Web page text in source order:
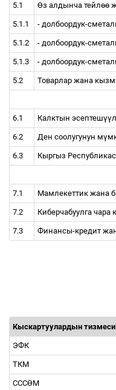
5.1 Өз алдынча тейлөө
5.1.1 - долбоордук-
5.1.2 - долбоордук-
5.1.3 - долбоордук-
5.2 Товарлар жана
6.1 Калктын эсептешүүл
6.2 Ден соолугунун мү
6.3 Кыргыз
7.1 Мамлекеттик жана
7.2 Киберчабуулга чара к
7.3 Финансы-кредит
Кыскартуулардын тизмеси
ЭФК
ТКМ
СССӨМ